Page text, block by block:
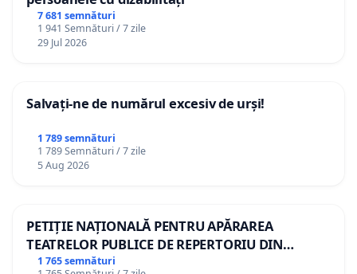
7 681 semnături
1 941 Semnături / 7 zile
29 Jul 2026
Salvați-ne de numărul excesiv de urși!
1 789 semnături
1 789 Semnături / 7 zile
5 Aug 2026
PETIȚIE NAȚIONALĂ PENTRU APĂRAREA
TEATRELOR PUBLICE DE REPERTORIU DIN
ROMÂNIA
1 765 semnături